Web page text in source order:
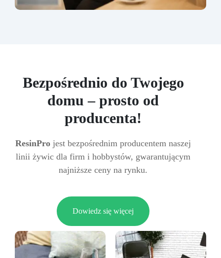
Bezpośrednio do Twojego
domu – prosto od
producenta!
ResinPro jest bezpośrednim producentem naszej
linii żywic dla firm i hobbystów, gwarantującym
najniższe ceny na rynku.
Dowiedz się więcej